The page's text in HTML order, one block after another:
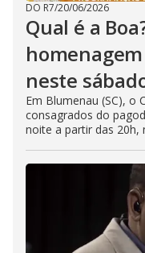
DO R7/20/06/2026
Qual é a
neste
Em Blumenau (SC), o
consagrados do
noite a partir das 20h,